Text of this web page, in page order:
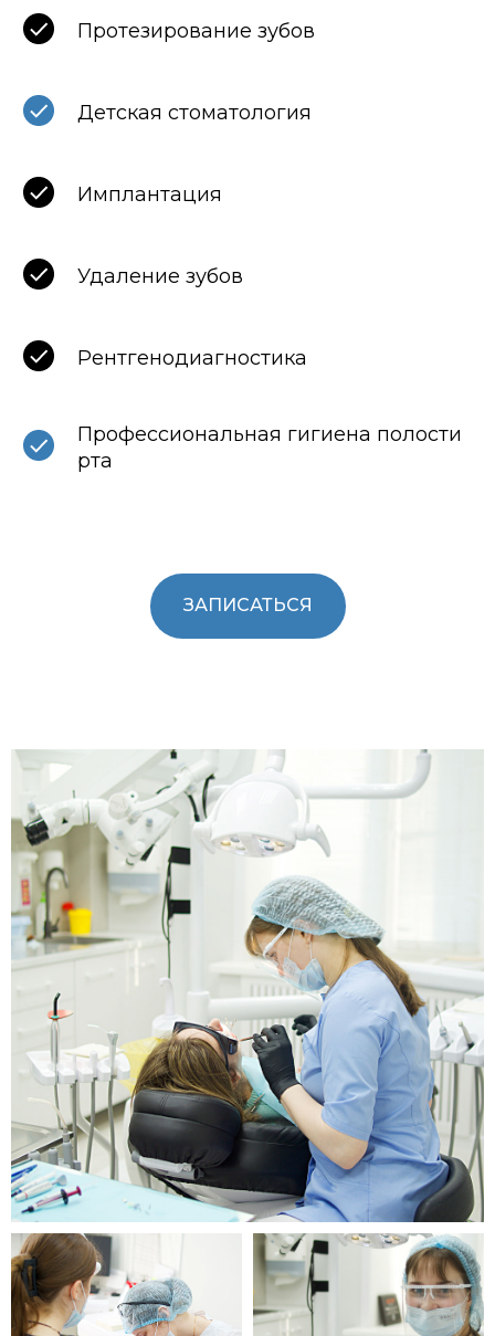
Протезирование зубов
Детская стоматология
Имплантация
Удаление зубов
Рентгенодиагностика
Профессиональная гигиена полости
рта
ЗАПИСАТЬСЯ